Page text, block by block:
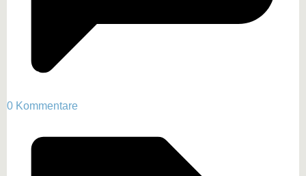
0 Kommentare